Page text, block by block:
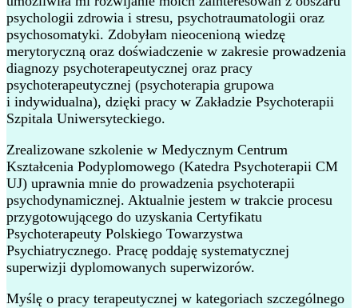
psychologii zdrowia i stresu, psychotraumatologii oraz
psychosomatyki. Zdobyłam nieocenioną wiedzę
merytoryczną oraz doświadczenie w zakresie prowadzenia
diagnozy psychoterapeutycznej oraz pracy
psychoterapeutycznej (psychoterapia grupowa
i indywidualna), dzięki pracy w Zakładzie Psychoterapii
Szpitala Uniwersyteckiego.
Zrealizowane szkolenie w Medycznym Centrum
Kształcenia Podyplomowego (Katedra Psychoterapii CM
UJ) uprawnia mnie do prowadzenia psychoterapii
psychodynamicznej. Aktualnie jestem w trakcie procesu
przygotowującego do uzyskania Certyfikatu
Psychoterapeuty Polskiego Towarzystwa
Psychiatrycznego. Pracę poddaję systematycznej
superwizji dyplomowanych superwizorów.
Myślę o pracy terapeutycznej w kategoriach szczególnego